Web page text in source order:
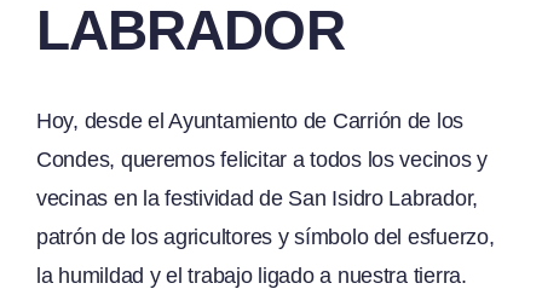
LABRADOR
Hoy, desde el Ayuntamiento de Carrión de los
Condes, queremos felicitar a todos los vecinos y
vecinas en la festividad de San Isidro Labrador,
patrón de los agricultores y símbolo del esfuerzo,
la humildad y el trabajo ligado a nuestra tierra.